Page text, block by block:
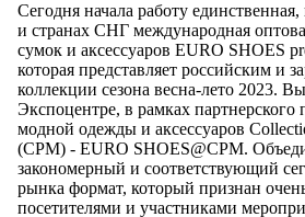
Сегодня начала работу
и странах СНГ международная
сумок и аксессуаров EURO SHOES
которая представляет российским и
коллекции сезона весна-лето 2023.
Экспоцентре, в рамках партнерского
модной одежды и аксессуаров
(CPM) - EURO SHOES@CPM.
закономерный и соответствующий
рынка формат, который признан
посетителями и участниками